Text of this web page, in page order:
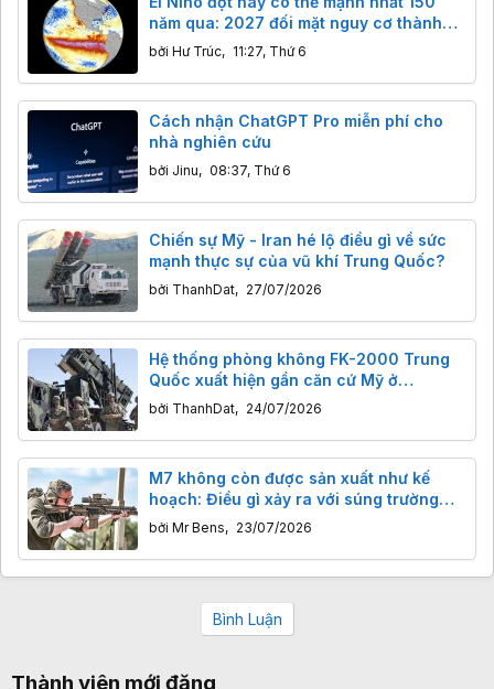
năm qua: 2027 đối mặt nguy cơ thành
năm nóng kỷ lục
bởi Hư Trúc, 11:27, Thứ 6
Cách nhận ChatGPT Pro miễn phí cho
nhà nghiên cứu
bởi Jinu, 08:37, Thứ 6
Chiến sự Mỹ - Iran hé lộ điều gì về sức
mạnh thực sự của vũ khí Trung Quốc?
bởi ThanhDat, 27/07/2026
Hệ thống phòng không FK-2000 Trung
Quốc xuất hiện gần căn cứ Mỹ ở
Bahrain, báo hiệu điều gì đang diễn ra
tại Trung Đông?
bởi ThanhDat, 24/07/2026
M7 không còn được sản xuất như kế
hoạch: Điều gì xảy ra với súng trường
tấn công thế hệ mới của Mỹ?
bởi Mr Bens, 23/07/2026
Bình Luận
Thành viên mới đăng